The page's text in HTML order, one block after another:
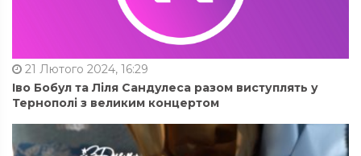
21 Лютого 2024, 16:29
Іво Бобул та Ліля Сандулеса разом виступлять у
Тернополі з великим концертом